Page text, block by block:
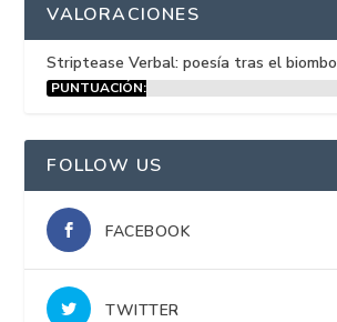
VALORACIONES
Striptease Verbal: poesía tras el biombo
PUNTUACIÓN:
FOLLOW US
FACEBOOK
TWITTER